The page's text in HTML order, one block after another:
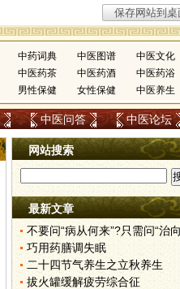
中药词典 中医图谱
中医文化
中医药茶 中医药酒
中医药浴
男性保健 女性保健 中医养生
中医问答 中医论坛
网站搜索
最新文章
巧用药膳调失眠
二十四节气养生之立秋养生
拔火罐缓解疲劳综合征